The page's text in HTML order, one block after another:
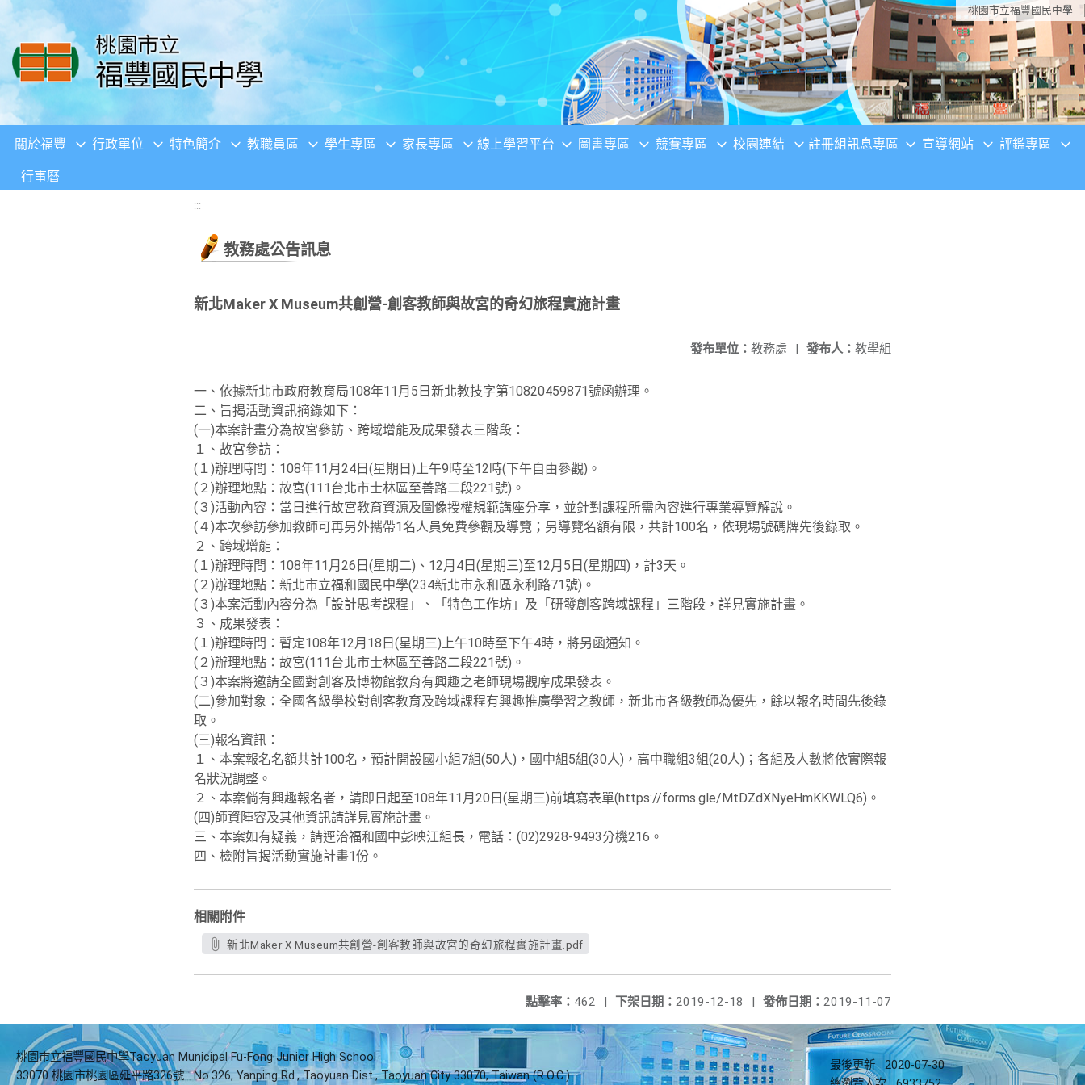
移至網頁之主要內容區位置 桃園市立福豐國民中學
關於福豐 行政單位 特色簡介 教職員區 學生專區 家長專區 線上學習平台 圖書專區 競賽專區 校園連結 註冊組訊息專區 宣導網站 評鑑專區
行事曆
:::
教務處公告訊息
新北Maker X Museum共創營-創客教師與故宮的奇幻旅程實施計畫
發布人： 教學組
發布單位： 教務處 |
一、依據新北市政府教育局108年11月5日新北教技字第10820459871號函辦理。
二、旨揭活動資訊摘錄如下：
(一)本案計畫分為故宮參訪、跨域增能及成果發表三階段：
１、故宮參訪：
(１)辦理時間：108年11月24日(星期日)上午9時至12時(下午自由參觀)。
(２)辦理地點：故宮(111台北市士林區至善路二段221號)。
(３)活動內容：當日進行故宮教育資源及圖像授權規範講座分享，並針對課程所需內容進行專業導覽解說。
(４)本次參訪參加教師可再另外攜帶1名人員免費參觀及導覽；另導覽名額有限，共計100名，依現場號碼牌先後錄取。
２、跨域增能：
(１)辦理時間：108年11月26日(星期二)、12月4日(星期三)至12月5日(星期四)，計3天。
(２)辦理地點：新北市立福和國民中學(234新北市永和區永利路71號)。
(３)本案活動內容分為「設計思考課程」、「特色工作坊」及「研發創客跨域課程」三階段，詳見實施計畫。
３、成果發表：
(１)辦理時間：暫定108年12月18日(星期三)上午10時至下午4時，將另函通知。
(２)辦理地點：故宮(111台北市士林區至善路二段221號)。
(３)本案將邀請全國對創客及博物館教育有興趣之老師現場觀摩成果發表。
(二)參加對象：全國各級學校對創客教育及跨域課程有興趣推廣學習之教師，新北市各級教師為優先，餘以報名時間先後錄
取。
(三)報名資訊：
１、本案報名名額共計100名，預計開設國小組7組(50人)，國中組5組(30人)，高中職組3組(20人)；各組及人數將依實際報
名狀況調整。
２、本案倘有興趣報名者，請即日起至108年11月20日(星期三)前填寫表單(https://forms.gle/MtDZdXNyeHmKKWLQ6)。
(四)師資陣容及其他資訊請詳見實施計畫。
三、本案如有疑義，請逕洽福和國中彭映江組長，電話：(02)2928-9493分機216。
四、檢附旨揭活動實施計畫1份。
相關附件
新北Maker X Museum共創營-創客教師與故宮的奇幻旅程實施計畫.pdf
發佈日期： 2019-11-07
下架日期： 2019-12-18 |
點擊率： 462 |
桃園市立福豐國民中學Taoyuan Municipal Fu-Fong Junior High School
33070 桃園市桃園區延平路326號
No.326, Yanping Rd., Taoyuan Dist., Taoyuan City 33070, Taiwan (R.O.C.)
最後更新
2020-07-30